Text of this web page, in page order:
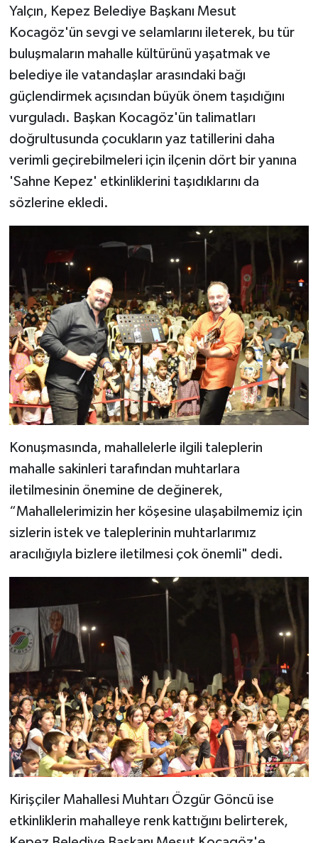
Yalçın, Kepez Belediye Başkanı Mesut
Kocagöz'ün sevgi ve selamlarını ileterek, bu tür
buluşmaların mahalle kültürünü yaşatmak ve
belediye ile vatandaşlar arasındaki bağı
güçlendirmek açısından büyük önem taşıdığını
vurguladı. Başkan Kocagöz'ün talimatları
doğrultusunda çocukların yaz tatillerini daha
verimli geçirebilmeleri için ilçenin dört bir yanına
'Sahne Kepez' etkinliklerini taşıdıklarını da
sözlerine ekledi.
Konuşmasında, mahallelerle ilgili taleplerin
mahalle sakinleri tarafından muhtarlara
iletilmesinin önemine de değinerek,
“Mahallelerimizin her köşesine ulaşabilmemiz için
sizlerin istek ve taleplerinin muhtarlarımız
aracılığıyla bizlere iletilmesi çok önemli" dedi.
Kirişçiler Mahallesi Muhtarı Özgür Göncü ise
etkinliklerin mahalleye renk kattığını belirterek,